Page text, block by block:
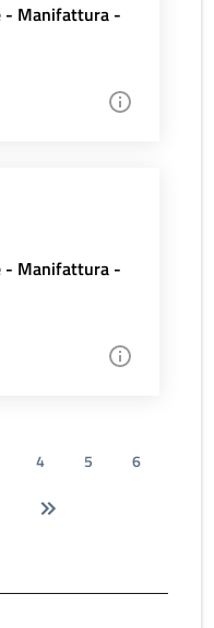
- Manifattura -
- Manifattura -
4 5
6